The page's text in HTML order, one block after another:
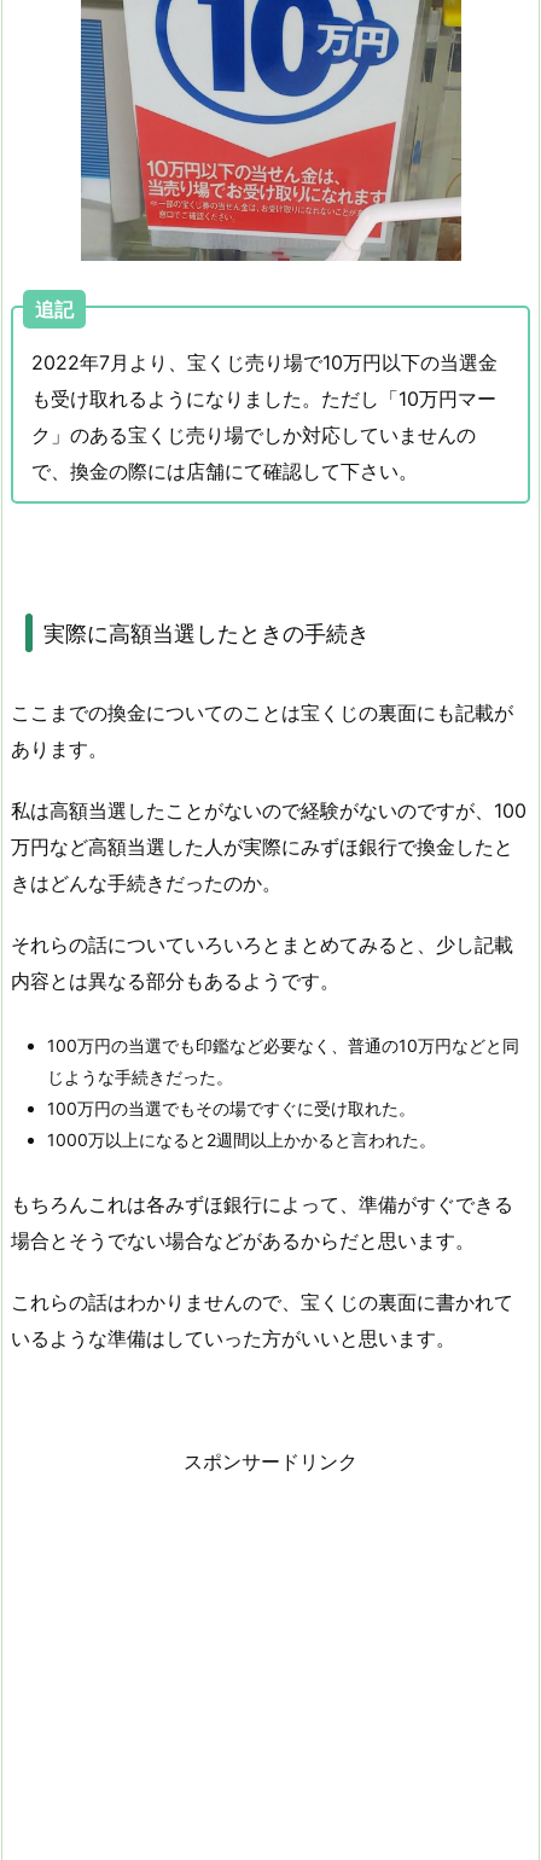
追記
2022年7月より、宝くじ売り場で10万円以下の当選金
も受け取れるようになりました。ただし「10万円マー
ク」のある宝くじ売り場でしか対応していませんの
で、換金の際には店舗にて確認して下さい。
実際に高額当選したときの手続き
ここまでの換金についてのことは宝くじの裏面にも記載が
あります。
私は高額当選したことがないので経験がないのですが、100
万円など高額当選した人が実際にみずほ銀行で換金したと
きはどんな手続きだったのか。
それらの話についていろいろとまとめてみると、少し記載
内容とは異なる部分もあるようです。
100万円の当選でも印鑑など必要なく、普通の10万円などと同
じような手続きだった。
100万円の当選でもその場ですぐに受け取れた。
1000万以上になると2週間以上かかると言われた。
もちろんこれは各みずほ銀行によって、準備がすぐできる
場合とそうでない場合などがあるからだと思います。
これらの話はわかりませんので、宝くじの裏面に書かれて
いるような準備はしていった方がいいと思います。
スポンサードリンク